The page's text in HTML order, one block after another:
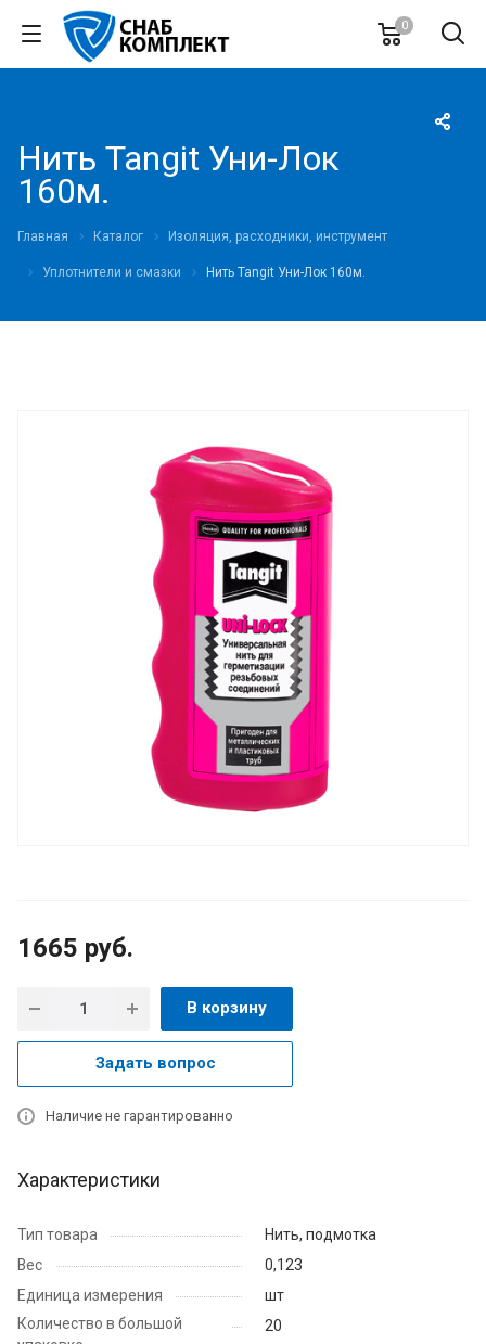
0
Нить Tangit Уни-Лок
160м.
Главная Каталог Изоляция, расходники, инструмент
Уплотнители и смазки Нить Tangit Уни-Лок 160м.
1665 руб.
В корзину
Задать вопрос
Наличие не гарантированно
Характеристики
Тип товара
Нить, подмотка
Вес
0,123
Единица измерения
шт
Количество в большой
20